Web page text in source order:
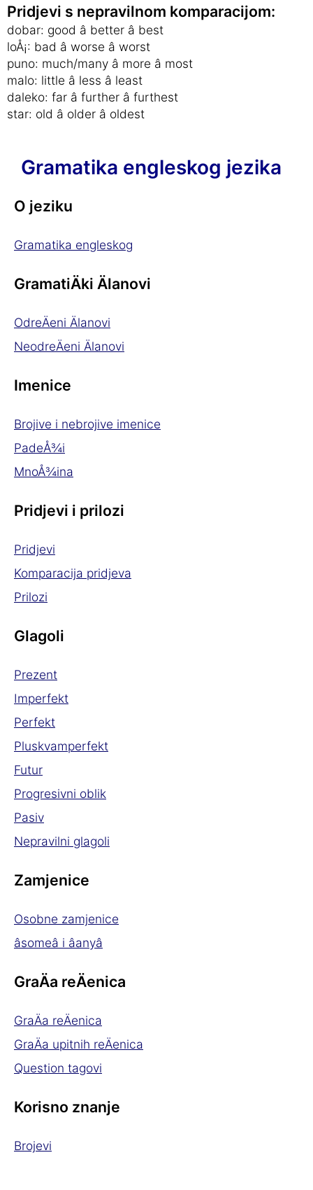
Pridjevi s nepravilnom komparacijom:
dobar: good â better â best
loÅ¡: bad â worse â worst
puno: much/many â more â most
malo: little â less â least
daleko: far â further â furthest
star: old â older â oldest
Gramatika engleskog jezika
O jeziku
Gramatika engleskog
GramatiÄki Älanovi
OdreÄeni Älanovi
NeodreÄeni Älanovi
Imenice
Brojive i nebrojive imenice
PadeÅ¾i
MnoÅ¾ina
Pridjevi i prilozi
Pridjevi
Komparacija pridjeva
Prilozi
Glagoli
Prezent
Imperfekt
Perfekt
Pluskvamperfekt
Futur
Progresivni oblik
Pasiv
Nepravilni glagoli
Zamjenice
Osobne zamjenice
âsomeâ i âanyâ
GraÄa reÄenica
GraÄa reÄenica
GraÄa upitnih reÄenica
Question tagovi
Korisno znanje
Brojevi